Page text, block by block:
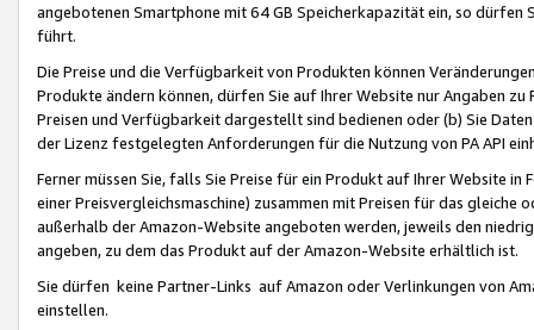
angebotenen Smartphone mit 64 GB Speicherkapazität ein, so dürfen
führt.
Die Preise und die Verfügbarkeit von Produkten können
Produkte ändern können, dürfen Sie auf Ihrer Website nur Angaben
Preisen und Verfügbarkeit dargestellt sind bedienen oder (b) Sie
der Lizenz festgelegten Anforderungen für die Nutzung von PA API
Ferner müssen Sie, falls Sie Preise für ein Produkt auf Ihrer Website
einer Preisvergleichsmaschine) zusammen mit Preisen für das
außerhalb der Amazon-Website angeboten werden, jeweils den
angeben, zu dem das Produkt auf der Amazon-Website erhältlich ist.
Sie dürfen keine Partner-Links auf Amazon oder Verlinkungen von
einstellen.